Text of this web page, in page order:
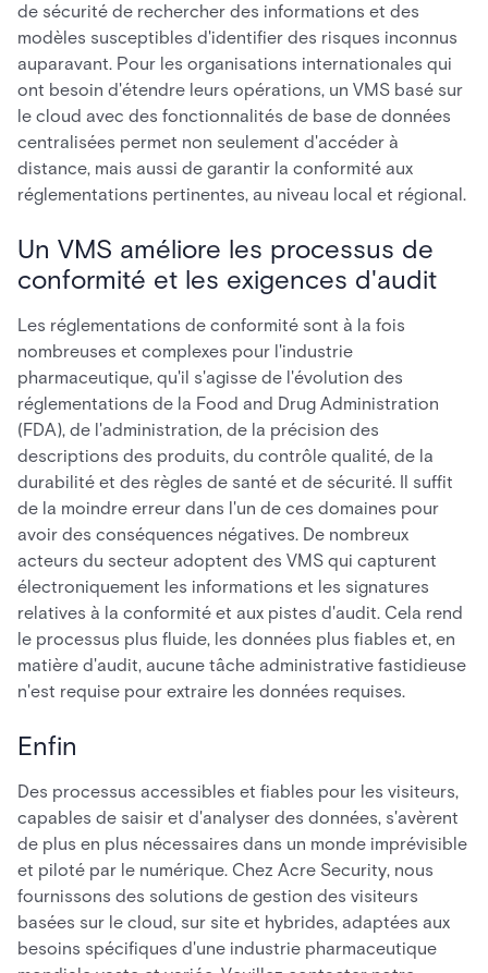
de sécurité de rechercher des informations et des
modèles susceptibles d'identifier des risques inconnus
auparavant. Pour les organisations internationales qui
ont besoin d'étendre leurs opérations, un VMS basé sur
le cloud avec des fonctionnalités de base de données
centralisées permet non seulement d'accéder à
distance, mais aussi de garantir la conformité aux
réglementations pertinentes, au niveau local et régional.
Un VMS améliore les processus de
conformité et les exigences d'audit
Les réglementations de conformité sont à la fois
nombreuses et complexes pour l'industrie
pharmaceutique, qu'il s'agisse de l'évolution des
réglementations de la Food and Drug Administration
(FDA), de l'administration, de la précision des
descriptions des produits, du contrôle qualité, de la
durabilité et des règles de santé et de sécurité. Il suffit
de la moindre erreur dans l'un de ces domaines pour
avoir des conséquences négatives. De nombreux
acteurs du secteur adoptent des VMS qui capturent
électroniquement les informations et les signatures
relatives à la conformité et aux pistes d'audit. Cela rend
le processus plus fluide, les données plus fiables et, en
matière d'audit, aucune tâche administrative fastidieuse
n'est requise pour extraire les données requises.
Enfin
Des processus accessibles et fiables pour les visiteurs,
capables de saisir et d'analyser des données, s'avèrent
de plus en plus nécessaires dans un monde imprévisible
et piloté par le numérique. Chez Acre Security, nous
fournissons des solutions de gestion des visiteurs
basées sur le cloud, sur site et hybrides, adaptées aux
besoins spécifiques d'une industrie pharmaceutique